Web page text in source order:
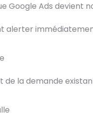
Google Ads devient
alerter
de la demande